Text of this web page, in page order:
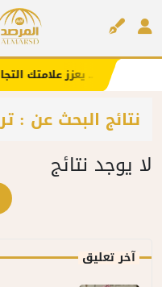
إعلانك هنا .. يعزز علامتك
نتائج البحث عن :
لا يوجد نتائج
آخر تعليق